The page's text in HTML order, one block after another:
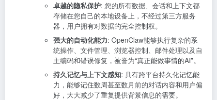
卓越的隐私保护: 您的所有数据、会话和上下文都
存储在您自己的本地设备上，不经过第三方服务
器，用户拥有对数据的完全控制权。
强大的自动化能力: OpenClaw能够执行复杂的系
统操作、文件管理、浏览器控制、邮件处理以及自
主编码和错误修复，被誉为“真正能做事情的AI”。
持久记忆与上下文感知: 具有跨平台持久化记忆能
力，能够记住数周甚至数月前的对话内容和用户偏
好，大大减少了重复提供背景信息的需要。